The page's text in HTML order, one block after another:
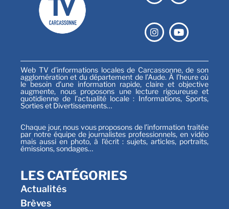
Web TV d’informations locales de Carcassonne, de son
agglomération et du département de l’Aude. À l’heure où
le besoin d’une information rapide, claire et objective
augmente, nous proposons une lecture rigoureuse et
quotidienne de l’actualité locale : Informations, Sports,
Sorties et Divertissements…
Chaque jour, nous vous proposons de l’information traitée
par notre équipe de journalistes professionnels, en vidéo
mais aussi en photo, à l’écrit : sujets, articles, portraits,
émissions, sondages…
LES CATÉGORIES
Actualités
Brèves